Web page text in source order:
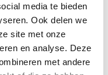
media te bieden
Ook delen we
site met onze
en analyse. Deze
met andere
BTW